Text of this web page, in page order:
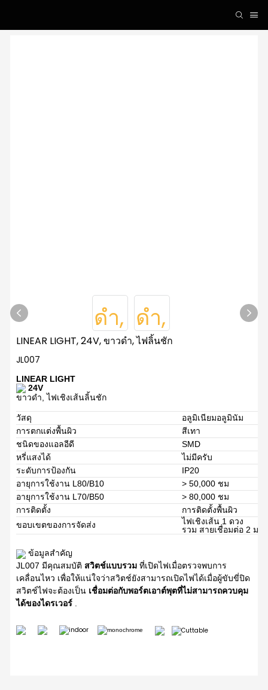
LINEAR LIGHT, 24V, ขาวดำ, ไฟลิ้นชัก
JL007
LINEAR LIGHT
24V
ขาวดำ, ไฟเชิงเส้นลิ้นชัก
วัสดุ
อลูมิเนียมอลูมินัม
การตกแต่งพื้นผิว
สีเทา
ชนิดของแอลอีดี
SMD
หรี่แสงได้
ไม่มีครับ
ระดับการป้องกัน
IP20
อายุการใช้งาน L80/B10
> 50,000 ชม
อายุการใช้งาน L70/B50
> 80,000 ชม
การติดตั้ง
การติดตั้งพื้นผิว
ขอบเขตของการจัดส่ง
ไฟเชิงเส้น 1 ดวง
รวม สายเชื่อมต่อ 2 ม
ข้อมูลสำคัญ
JL007 มีคุณสมบัติ สวิตช์แบบรวมที่เปิดไฟเมื่อตรวจพบการ
เคลื่อนไหว เพื่อให้แน่ใจว่าสวิตช์ยังสามารถเปิดไฟได้เมื่อผู้ขับขี่ปิด
สวิตช์ไฟจะต้องเป็น เชื่อมต่อกับพอร์ตเอาต์พุตที่ไม่สามารถควบคุม
ได้ของไดรเวอร์ .